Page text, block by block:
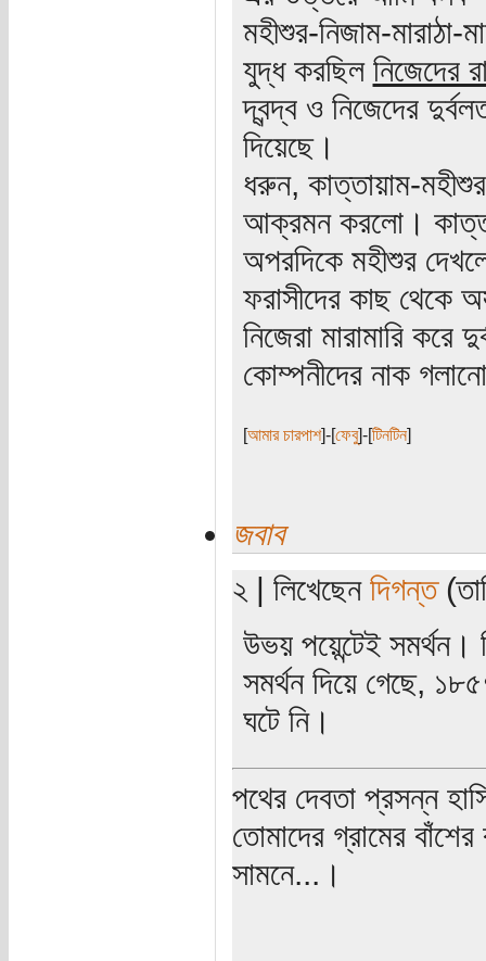
মহীশুর-নিজাম-
যুদ্ধ করছিল নিজেদের
দ্বন্দ্ব ও নিজেদের
দিয়েছে।
ধরুন, কাত্তায়াম-
আক্রমন করলো।
অপরদিকে মহীশুর
ফরাসীদের কাছ থেকে
নিজেরা মারামারি
কোম্পনীদের নাক
আমার চারপাশ]-[ ফেবু]-[ টিনটিন]
জবাব
২ | লিখেছেন দিগন্ত
উভয় পয়েন্টেই সমর্থন।
সমর্থন দিয়ে গেছে,
ঘটে নি।
পথের দেবতা প্রসন্ন
তোমাদের গ্রামের
সামনে...।